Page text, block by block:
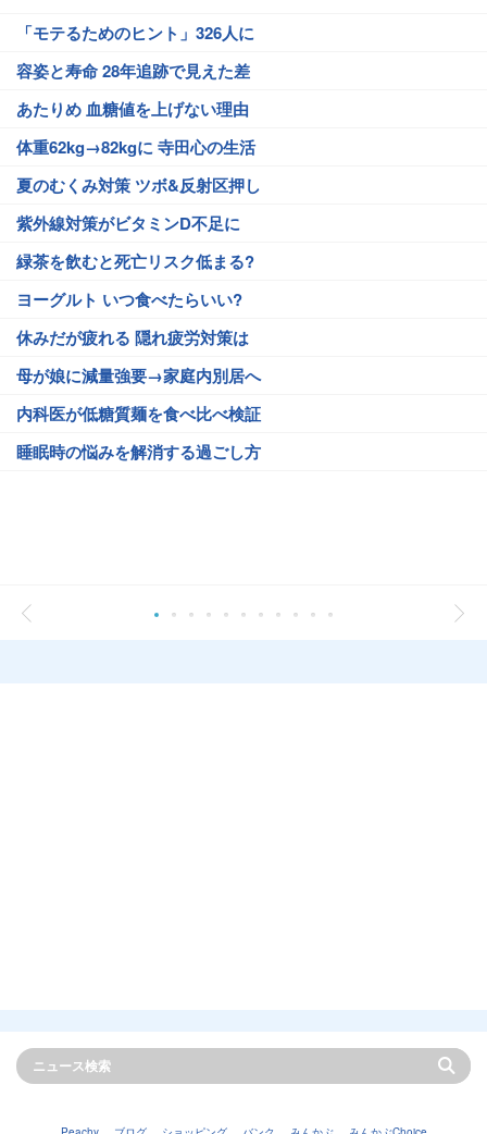
「モテるためのヒント」326人に
容姿と寿命 28年追跡で見えた差
あたりめ 血糖値を上げない理由
体重62kg→82kgに 寺田心の生活
夏のむくみ対策 ツボ&反射区押し
紫外線対策がビタミンD不足に
緑茶を飲むと死亡リスク低まる?
ヨーグルト いつ食べたらいい?
休みだが疲れる 隠れ疲労対策は
母が娘に減量強要→家庭内別居へ
内科医が低糖質麺を食べ比べ検証
睡眠時の悩みを解消する過ごし方